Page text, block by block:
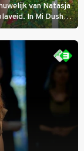
van Natasja
In Mi Dushi:
mee